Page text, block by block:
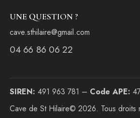
UNE QUESTION ?
cave.sthilaire@gmail.com
04 66 86 06 22
SIREN: 491 963 781 – Code APE:
Cave de St Hilaire© 2026. Tous droits